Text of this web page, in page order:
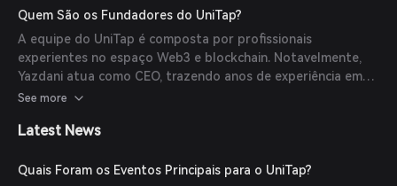
do Bitcoin. Além disso, a integração de 'promises' no
ecossistema TAP desbloqueia novas funcionalidades DeFi
como staking, empréstimos e bonds, anteriormente
inacessíveis no Bitcoin.
Quem São os Fundadores do UniTap?
A equipe do UniTap é composta por profissionais
experientes no espaço Web3 e blockchain. Notavelmente,
Yazdani atua como CEO, trazendo anos de experiência em
identidade descentralizada e iniciativas Web3. A equipe
gestão de produto, impulsionando coletivamente a missão
See more
Latest News
Quais Foram os Eventos Principais para o UniTap?